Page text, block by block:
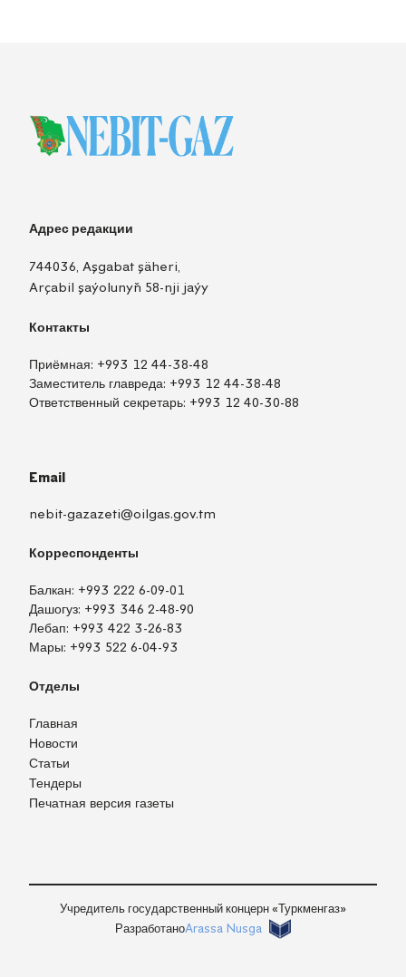
Адрес редакции
744036, Aşgabat şäheri,
Arçabil şaýolunyň 58-nji jaýy
Контакты
Приёмная: +993 12 44-38-48
Заместитель главреда: +993 12 44-38-48
Ответственный секретарь: +993 12 40-30-88
Email
nebit-gazazeti@oilgas.gov.tm
Корреспонденты
Балкан: +993 222 6-09-01
Дашогуз: +993 346 2-48-90
Лебап: +993 422 3-26-83
Мары: +993 522 6-04-93
Отделы
Главная
Новости
Статьи
Тендеры
Печатная версия газеты
Учредитель государственный концерн «Туркменгаз»
РазработаноArassa Nusga